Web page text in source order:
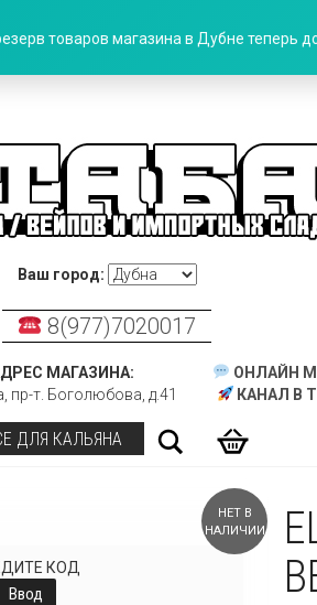
товаров магазина в Дубне теперь
Ваш город:
8(977)7020017
МАГАЗИНА:
пр-т. Боголюбова, д.41
ОНЛАЙН
КАНАЛ В
ДЛЯ КАЛЬЯНА Поиск
НЕТ В
НАЛИЧИИ
КОД
Ввод